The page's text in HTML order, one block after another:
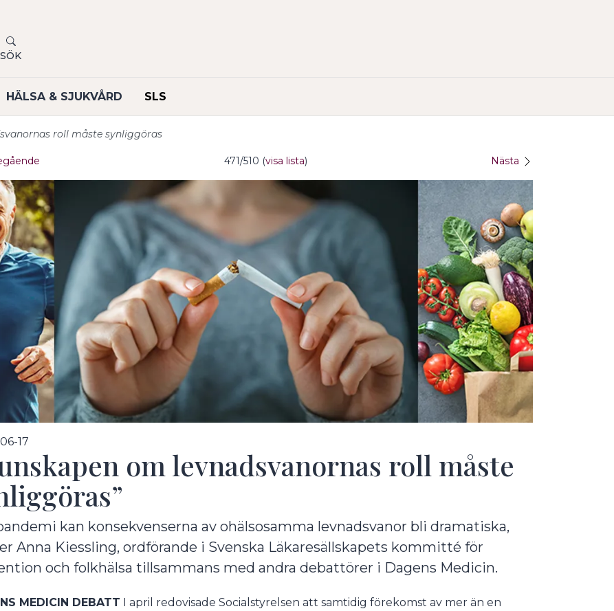
HÄLSA & SJUKVÅRD SLS
SÖK
roll måste synliggöras
471/510 (visa lista) Nästa
17
om levnadsvanornas roll måste
kan konsekvenserna av ohälsosamma levnadsvanor bli dramatiska,
Anna Kiessling, ordförande i Svenska Läkaresällskapets kommitté för
och folkhälsa tillsammans med andra debattörer i Dagens Medicin.
MEDICIN DEBATT I april redovisade Socialstyrelsen att samtidig förekomst av mer än en